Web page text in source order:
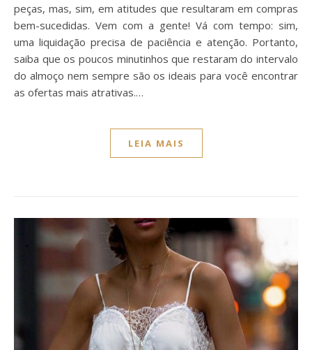
peças, mas, sim, em atitudes que resultaram em compras
bem-sucedidas. Vem com a gente! Vá com tempo: sim,
uma liquidação precisa de paciência e atenção. Portanto,
saiba que os poucos minutinhos que restaram do intervalo
do almoço nem sempre são os ideais para você encontrar
as ofertas mais atrativas.…
LEIA MAIS